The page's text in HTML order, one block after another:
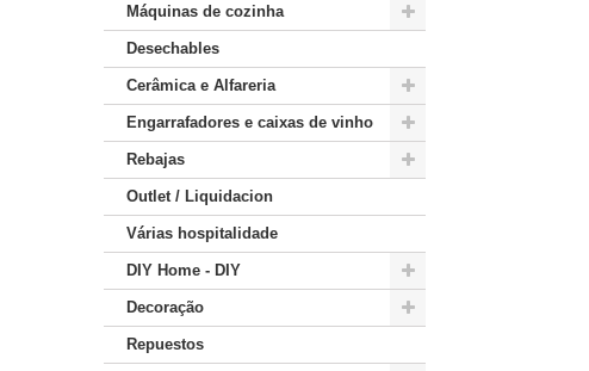
Máquinas de cozinha
Desechables
Cerâmica e Alfareria
Engarrafadores e caixas de vinho
Rebajas
Outlet / Liquidacion
Várias hospitalidade
DIY Home - DIY
Decoração
Repuestos